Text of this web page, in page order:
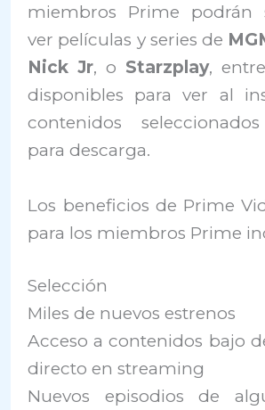
miembros Prime podrán
ver películas y series de
Nick Jr, o Starzplay,
disponibles para ver al
contenidos
para descarga.
Los beneficios de Prime
para los miembros Prime
Selección
Miles de nuevos estrenos
Acceso a contenidos bajo
directo en streaming
Nuevos episodios de